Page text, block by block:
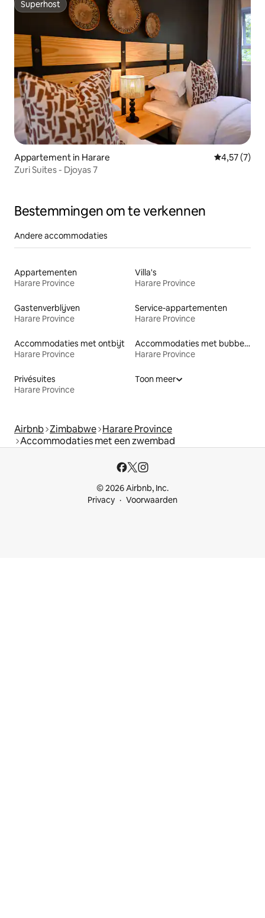
Superhost
Superhost
Appartement in Harare
4,57 (7)
Zuri Suites - Djoyas 7
Bestemmingen om te verkennen
Andere accommodaties
Appartementen
Harare Province
Villa's
Harare Province
Gastenverblijven
Harare Province
Service-appartementen
Harare Province
Accommodaties met ontbijt
Harare Province
Accommodaties met bubbelbad
Harare Province
Privésuites
Harare Province
Toon meer
Airbnb Zimbabwe Harare Province
Accommodaties met een zwembad
© 2026 Airbnb, Inc.
Privacy
Voorwaarden